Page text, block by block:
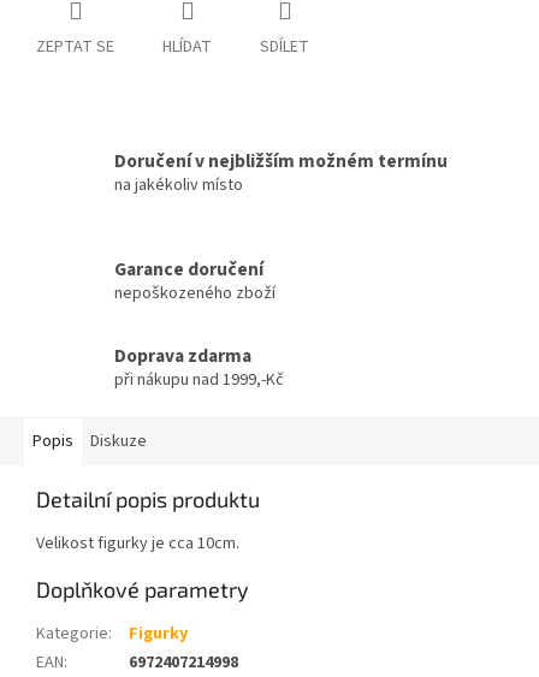
ZEPTAT SE HLÍDAT SDÍLET
Doručení v nejbližším možném termínu
na jakékoliv místo
Garance doručení
nepoškozeného zboží
Doprava zdarma
při nákupu nad 1999,-Kč
Popis Diskuze
Detailní popis produktu
Velikost figurky je cca 10cm.
Doplňkové parametry
Kategorie:
Figurky
EAN:
6972407214998